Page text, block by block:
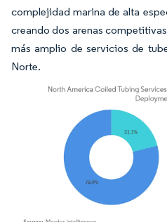
complejidad marina de alta
creando dos arenas
más amplio de servicios de
Norte.